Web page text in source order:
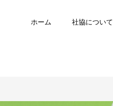
ホーム 社協について